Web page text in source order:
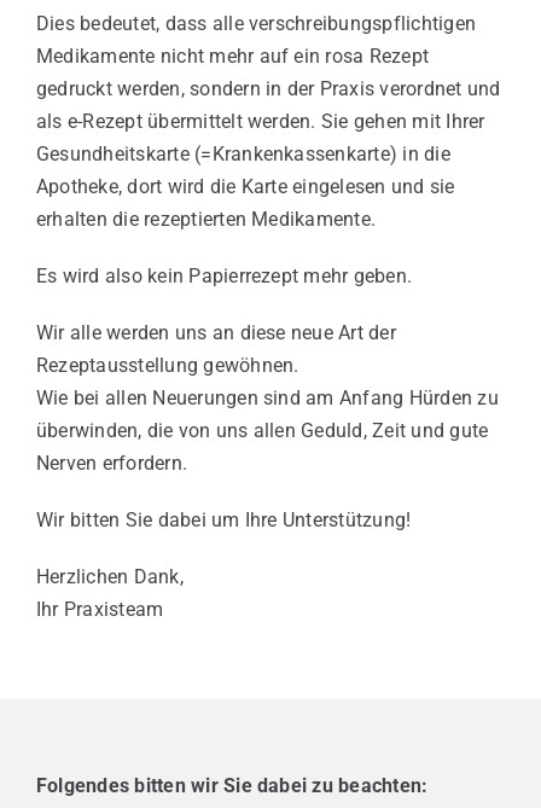
Dies bedeutet, dass alle verschreibungspflichtigen
Medikamente nicht mehr auf ein rosa Rezept
gedruckt werden, sondern in der Praxis verordnet und
als e-Rezept übermittelt werden. Sie gehen mit Ihrer
Gesundheitskarte (=Krankenkassenkarte) in die
Apotheke, dort wird die Karte eingelesen und sie
erhalten die rezeptierten Medikamente.
Es wird also kein Papierrezept mehr geben.
Wir alle werden uns an diese neue Art der
Rezeptausstellung gewöhnen.
Wie bei allen Neuerungen sind am Anfang Hürden zu
überwinden, die von uns allen Geduld, Zeit und gute
Nerven erfordern.
Wir bitten Sie dabei um Ihre Unterstützung!
Herzlichen Dank,
Ihr Praxisteam
Folgendes bitten wir Sie dabei zu beachten: